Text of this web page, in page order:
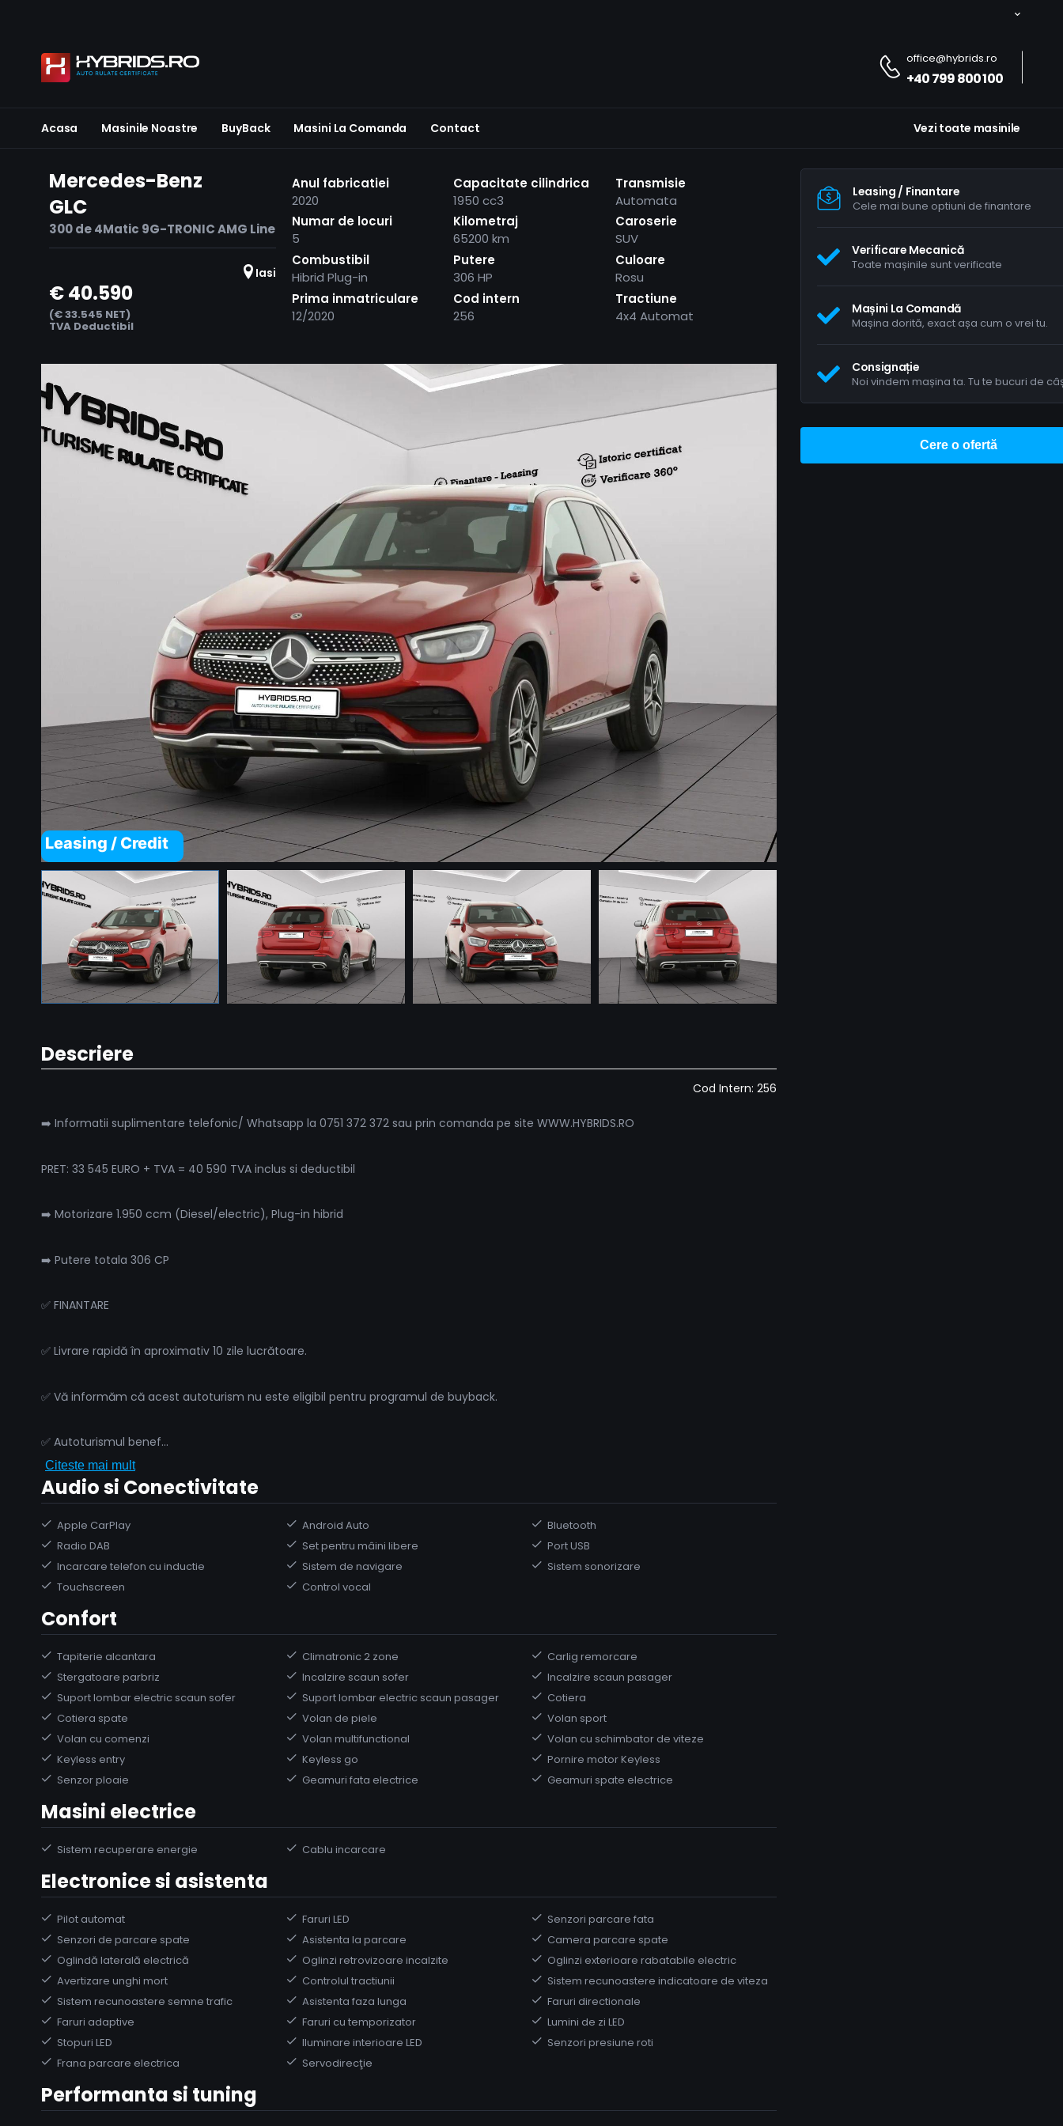
office@hybrids.ro
+40 799 800 100
Acasa Masinile Noastre BuyBack Masini La Comanda Contact Vezi toate masinile
Mercedes-Benz
GLC
300 de 4Matic 9G-TRONIC AMG Line
Iasi
€ 40.590
(€ 33.545 NET)
TVA Deductibil
Anul fabricatiei
2020
Capacitate cilindrica
1950 cc3
Transmisie
Automata
Numar de locuri
5
Kilometraj
65200 km
Caroserie
SUV
Combustibil
Hibrid Plug-in
Putere
306 HP
Culoare
Rosu
Prima inmatriculare
12/2020
Cod intern
256
Tractiune
4x4 Automat
Leasing / Credit
Descriere
Cod Intern: 256
➡️ Informatii suplimentare telefonic/ Whatsapp la 0751 372 372 sau prin comanda pe site WWW.HYBRIDS.RO
PRET: 33 545 EURO + TVA = 40 590 TVA inclus si deductibil
➡️ Motorizare 1.950 ccm (Diesel/electric), Plug-in hibrid
➡️ Putere totala 306 CP
✅ FINANTARE
✅ Livrare rapidă în aproximativ 10 zile lucrătoare.
✅ Vă informăm că acest autoturism nu este eligibil pentru programul de buyback.
✅ Autoturismul benef...
Citeste mai mult
Audio si Conectivitate
Apple CarPlay Android Auto
Bluetooth
Radio DAB
Set pentru mâini libere
Port USB
Incarcare telefon cu inductie
Sistem de navigare
Sistem sonorizare
Touchscreen
Control vocal
Confort
Tapiterie alcantara Climatronic 2 zone
Carlig remorcare
Stergatoare parbriz
Incalzire scaun sofer
Incalzire scaun pasager
Suport lombar electric scaun sofer
Suport lombar electric scaun pasager
Cotiera
Cotiera spate
Volan de piele
Volan sport
Volan cu comenzi
Volan multifunctional
Volan cu schimbator de viteze
Keyless entry
Keyless go
Pornire motor Keyless
Senzor ploaie
Geamuri fata electrice Geamuri spate electrice
Masini electrice
Sistem recuperare energie Cablu incarcare
Electronice si asistenta
Pilot automat Faruri LED
Senzori parcare fata
Senzori de parcare spate
Asistenta la parcare
Camera parcare spate
Oglindă laterală electrică
Oglinzi retrovizoare incalzite
Oglinzi exterioare rabatabile electric
Avertizare unghi mort
Controlul tractiunii
Sistem recunoastere indicatoare de viteza
Sistem recunoastere semne trafic
Asistenta faza lunga
Faruri directionale
Faruri adaptive
Faruri cu temporizator
Lumini de zi LED
Stopuri LED
Iluminare interioare LED
Senzori presiune roti
Frana parcare electrica
Servodirecţie
Performanta si tuning
Leasing / Finantare
Cele mai bune optiuni de finantare
Verificare Mecanică
Toate mașinile sunt verificate
Mașini La Comandă
Mașina dorită, exact așa cum o vrei tu.
Consignație
Noi vindem mașina ta. Tu te bucuri de
Cere o ofertă